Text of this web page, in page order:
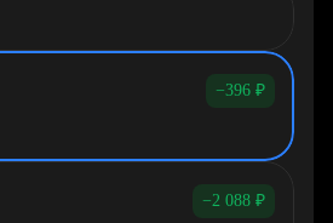
−396 ₽
−2 088 ₽